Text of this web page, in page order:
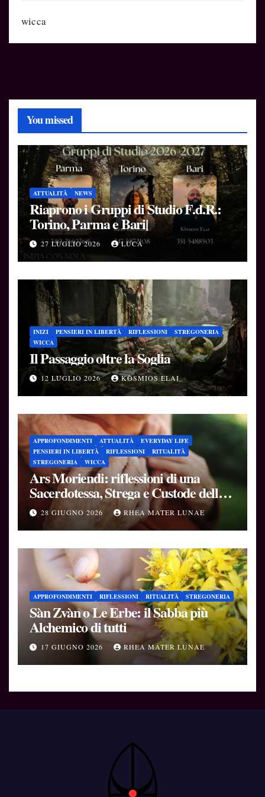
wicca
You missed
ATTUALITÀ NEWS
Riaprono i Gruppi di Studio F.d.R.:
Torino, Parma e Bari|
27 LUGLIO 2026 LUCA
INIZI PENSIERI IN LIBERTÀ RIFLESSIONI
STREGONERIA
WICCA
Il Passaggio oltre la Soglia
12 LUGLIO 2026 KÒSMIOS ELAI
APPROFONDIMENTI ATTUALITÀ
EVERYDAY LIFE
PENSIERI IN LIBERTÀ
RIFLESSIONI
RITUALITÀ
STREGONERIA
WICCA
Ars Moriendi: riflessioni di una
Sacerdotessa, Strega e Custode delle
Soglie
28 GIUGNO 2026 RHEA MATER LUNAE
APPROFONDIMENTI RIFLESSIONI RITUALITÀ STREGONERIA
Sàn Zvàn o Le Erbe: il Sabba più
Alchemico di tutti
17 GIUGNO 2026 RHEA MATER LUNAE